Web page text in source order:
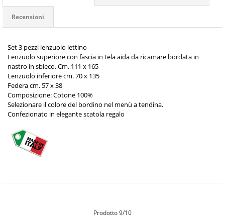
Recensioni
Set 3 pezzi lenzuolo lettino
Lenzuolo superiore con fascia in tela aida da ricamare bordata in
nastro in sbieco. Cm. 111 x 165
Lenzuolo inferiore cm. 70 x 135
Federa cm. 57 x 38
Composizione: Cotone 100%
Selezionare il colore del bordino nel menù a tendina.
Confezionato in elegante scatola regalo
Prodotto 9/10